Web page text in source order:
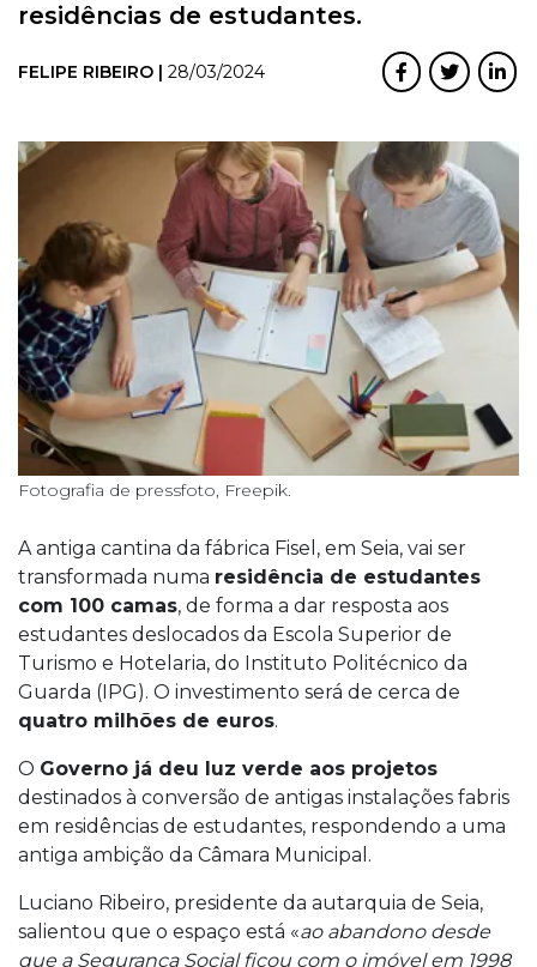
residências de estudantes.
FELIPE RIBEIRO | 28/03/2024
Fotografia de pressfoto, Freepik.
A antiga cantina da fábrica Fisel, em Seia, vai ser
transformada numa residência de estudantes
com 100 camas, de forma a dar resposta aos
estudantes deslocados da Escola Superior de
Turismo e Hotelaria, do Instituto Politécnico da
Guarda (IPG). O investimento será de cerca de
quatro milhões de euros.
O Governo já deu luz verde aos projetos
destinados à conversão de antigas instalações fabris
em residências de estudantes, respondendo a uma
antiga ambição da Câmara Municipal.
Luciano Ribeiro, presidente da autarquia de Seia,
salientou que o espaço está «ao abandono desde
que a Segurança Social ficou com o imóvel em 1998